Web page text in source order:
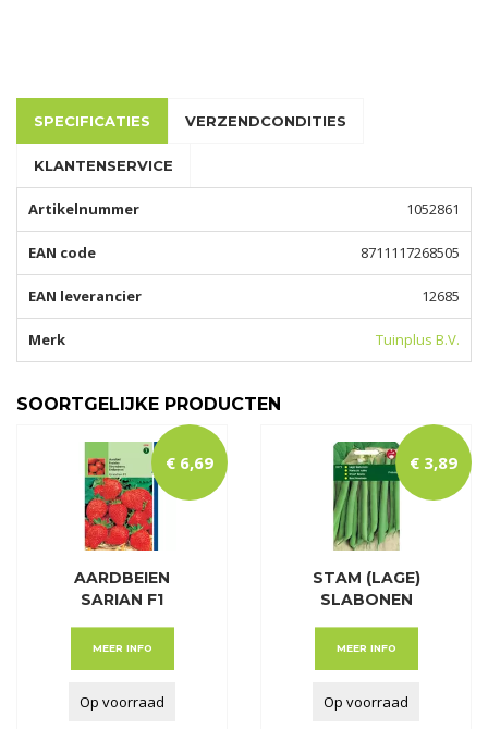
SPECIFICATIES VERZENDCONDITIES
KLANTENSERVICE
Artikelnummer 1052861
EAN code 8711117268505
EAN leverancier 12685
Merk Tuinplus B.V.
SOORTGELIJKE PRODUCTEN
AARDBEIEN
SARIAN F1
€ 6,69
MEER INFO
Op voorraad
STAM (LAGE)
SLABONEN
€ 3,89
MEER INFO
Op voorraad